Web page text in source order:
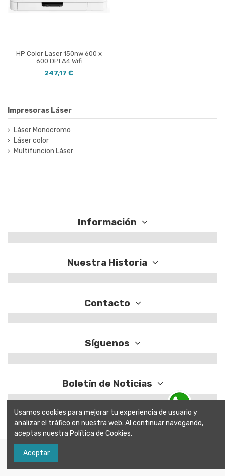
HP Color Laser 150nw 600 x
600 DPI A4 Wifi
247,17 €
Impresoras Láser
Láser Monocromo
Láser color
Multifuncion Láser
Información
Nuestra Historia
Contacto
Contactanos por WhatsApp
Síguenos
Boletín de Noticias
Usamos cookies para mejorar tu experiencia de usuario y
analizar el tráfico en nuestra web. Al continuar navegando,
aceptas nuestra Política de Cookies.
Aceptar